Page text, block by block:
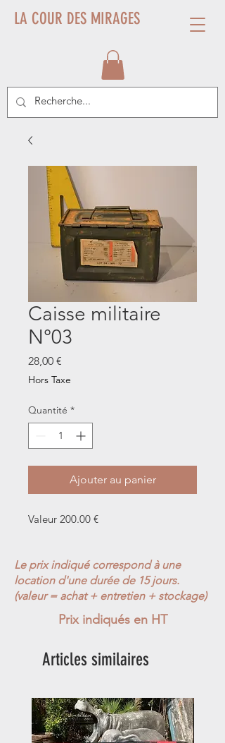
LA COUR DES MIRAGES
Caisse militaire
N°03
28,00 €
Hors Taxe
Quantité *
Ajouter au panier
Valeur 200.00 €
Le prix indiqué correspond à une
location d'une durée de 15 jours.
(valeur = achat + entretien + stockage)
Prix indiqués en HT
Articles similaires